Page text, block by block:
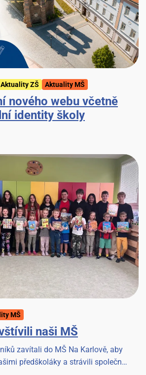
Aktuality ZŠ Aktuality MŠ
nového webu včetně
identity školy
MŠ
naši MŠ
zavítali do MŠ Na Karlově, aby
předškoláky a strávili společné